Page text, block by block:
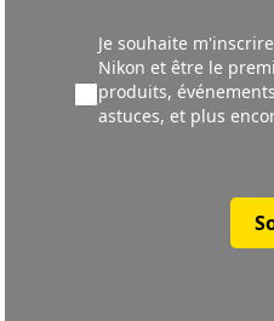
Je souhaite
Nikon et être le
produits,
astuces, et plus